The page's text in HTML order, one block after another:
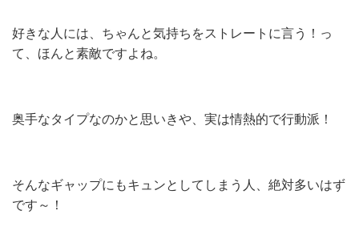
好きな人には、ちゃんと気持ちをストレートに言う！っ
て、ほんと素敵ですよね。
奥手なタイプなのかと思いきや、実は情熱的で行動派！
そんなギャップにもキュンとしてしまう人、絶対多いはず
です～！